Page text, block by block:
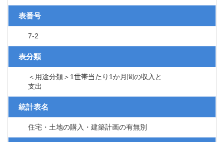
表番号
7-2
表分類
＜用途分類＞1世帯当たり1か月間の収入と
支出
統計表名
住宅・土地の購入・建築計画の有無別